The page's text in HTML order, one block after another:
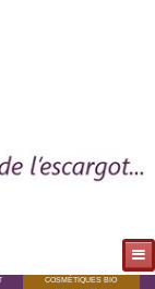
COSMÉTIQUES BIO